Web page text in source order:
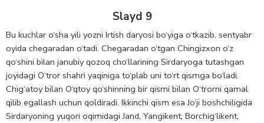
Slayd 9
Bu kuchlar o‘sha yili yozni Irtish daryosi bo‘yiga o‘tkazib, sentyabr
oyida chegaradan o‘tadi. Chegaradan o‘tgan Chingizxon o‘z
qo‘shini bilan janubiy qozoq cho‘llarining Sirdaryoga tutashgan
joyidagi O‘tror shahri yaqiniga to‘plab uni to‘rt qismga bo‘ladi.
Chig‘atoy bilan O‘qtoy qo‘shinning bir qismi bilan O‘trorni qamal
qilib egallash uchun qoldiradi. Ikkinchi qism esa Jo‘ji boshchiligida
Sirdaryoning yuqori oqimidagi Jand, Yangikent, Borchig‘likent,